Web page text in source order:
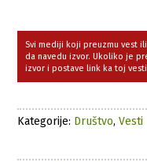
Svi mediji koji preuzmu vest
da navedu izvor. Ukoliko je
izvor i postave link ka toj
Kategorije: Društvo,Vesti